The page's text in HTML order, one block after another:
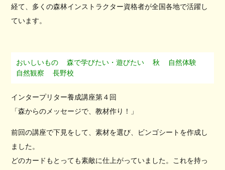
経て、多くの森林インストラクター資格者が全国各地で活躍し
ています。
おいしいもの 森で学びたい・遊びたい 秋
自然体験
自然観察
長野校
インタープリター養成講座第４回
「森からのメッセージで、教材作り！」
前回の講座で下見をして、素材を選び、ビンゴシートを作成し
ました。
どのカードもとっても素敵に仕上がっていました。これを持っ